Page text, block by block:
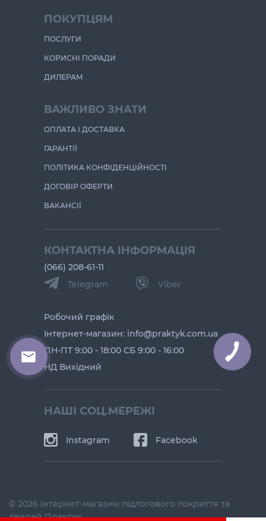
ПОКУПЦЯМ
ПОСЛУГИ
КОРИСНІ ПОРАДИ
ДИЛЕРАМ
ВАЖЛИВО ЗНАТИ
ОПЛАТА І ДОСТАВКА
ГАРАНТІЇ
ПОЛІТИКА КОНФІДЕНЦІЙНОСТІ
ДОГОВІР ОФЕРТИ
ВАКАНСІЇ
КОНТАКТНА ІНФОРМАЦІЯ
(066) 208-61-11
Telegram
Viber
Робочий графік
Інтернет-магазин: info@praktyk.com.ua
ПН-ПТ 9:00 - 18:00 СБ 9:00 - 16:00
НД Вихідний
НАШІ СОЦ.МЕРЕЖІ
Instagram Facebook
© 2026 інтернет-магазин підлогового покриття та
дверей Практик